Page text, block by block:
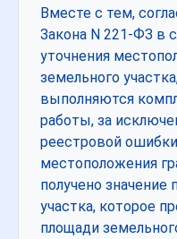
Вместе с тем,
Закона N 221-ФЗ в
уточнения
земельного
выполняются
работы, за
реестровой
местоположения
получено значение
участка, которое
площади